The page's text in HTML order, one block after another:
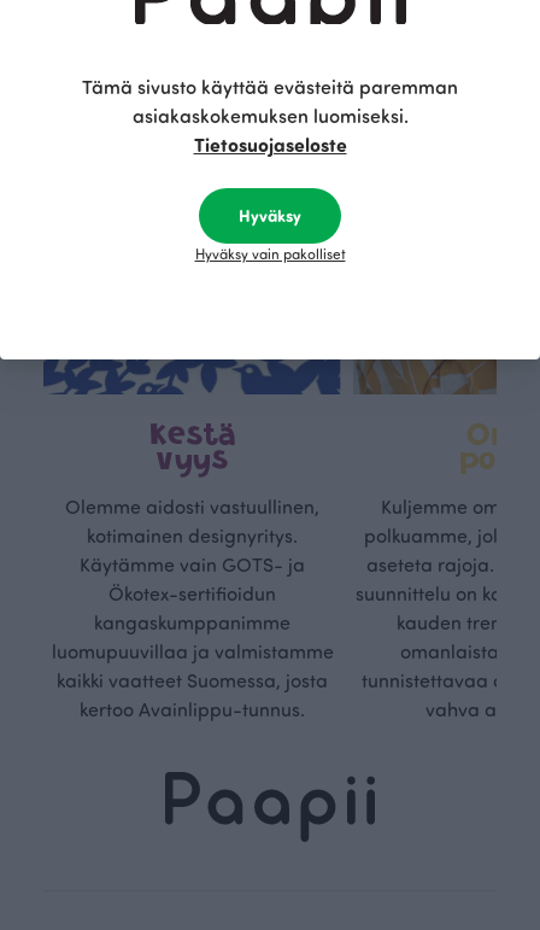
Tämä on Paapii
Kestä
vyys
Olemme aidosti vastuullinen,
kotimainen designyritys.
Käytämme vain GOTS- ja
Ökotex-sertifioidun
kangaskumppanimme
luomupuuvillaa ja valmistamme
kaikki vaatteet Suomessa, josta
kertoo Avainlippu-tunnus.
Oma
Kuljemme omaa,
polkuamme, jolla
aseteta rajoja.
suunnittelu on
kauden
omanlaista,
tunnistettavaa
vahva
Tämä sivusto käyttää evästeitä paremman
asiakaskokemuksen luomiseksi.
Tietosuojaseloste
Hyväksy
Hyväksy vain pakolliset